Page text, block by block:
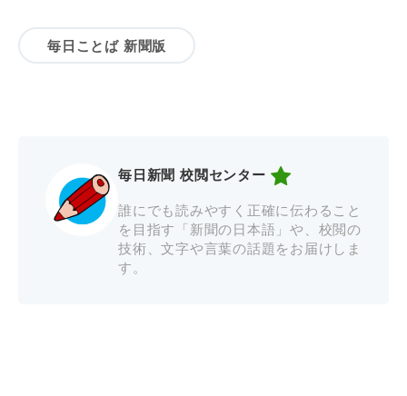
毎日ことば 新聞版
毎日新聞 校閲センター
誰にでも読みやすく正確に伝わること
を目指す「新聞の日本語」や、校閲の
技術、文字や言葉の話題をお届けしま
す。